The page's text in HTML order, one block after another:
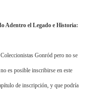
Adentro el Legado e Historia:
Gonród pero no se
es posible inscribirse en este
de inscripción, y que podría